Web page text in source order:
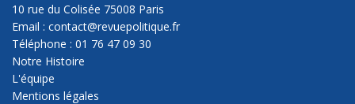
10 rue du Colisée 75008 Paris
Email : contact@revuepolitique.fr
Téléphone : 01 76 47 09 30
Notre Histoire
L'équipe
Mentions légales